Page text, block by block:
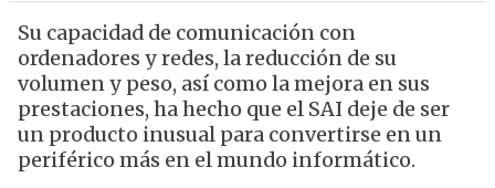
Su capacidad de comunicación con
ordenadores y redes, la reducción de su
volumen y peso, así como la mejora en sus
prestaciones, ha hecho que el SAI deje de ser
un producto inusual para convertirse en un
periférico más en el mundo informático.